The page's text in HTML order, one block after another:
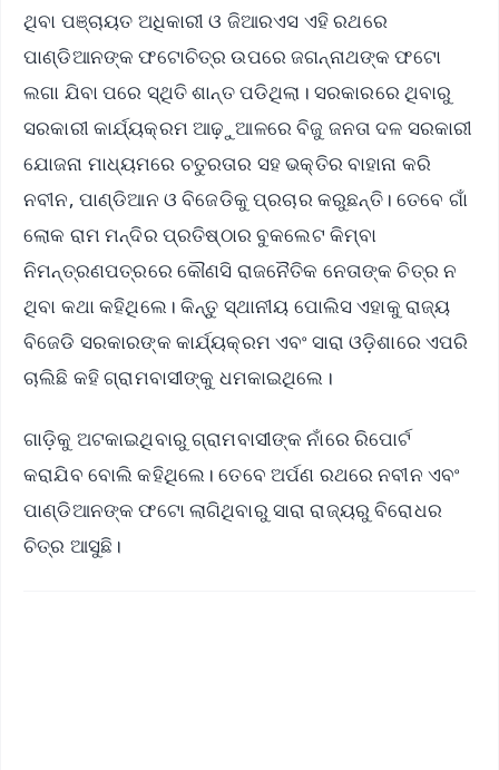
ଥିବା ପଞ୍ଚାୟତ ଅଧିକାରୀ ଓ ଜିଆରଏସ ଏହି ରଥରେ
ପାଣ୍ଡିଆନଙ୍କ ଫଟୋଚିତ୍ର ଉପରେ ଜଗନ୍ନାଥଙ୍କ ଫଟୋ
ଲଗା ଯିବା ପରେ ସ୍ଥିତି ଶାନ୍ତ ପଡିଥିଲା। ସରକାରରେ ଥିବାରୁ
ସରକାରୀ କାର୍ଯ୍ୟକ୍ରମ ଆଢ଼ୁଆଳରେ ବିଜୁ ଜନତା ଦଳ ସରକାରୀ
ଯୋଜନା ମାଧ୍ୟମରେ ଚତୁରତାର ସହ ଭକ୍ତିର ବାହାନା କରି
ନବୀନ, ପାଣ୍ଡିଆନ ଓ ବିଜେଡିକୁ ପ୍ରଚାର କରୁଛନ୍ତି। ତେବେ ଗାଁ
ଲୋକ ରାମ ମନ୍ଦିର ପ୍ରତିଷ୍ଠାର ବୁକଲେଟ କିମ୍ବା
ନିମନ୍ତ୍ରଣପତ୍ରରେ କୌଣସି ରାଜନୈତିକ ନେତାଙ୍କ ଚିତ୍ର ନ
ଥିବା କଥା କହିଥିଲେ। କିନ୍ତୁ ସ୍ଥାନୀୟ ପୋଲିସ ଏହାକୁ ରାଜ୍ୟ
ବିଜେଡି ସରକାରଙ୍କ କାର୍ଯ୍ୟକ୍ରମ ଏବଂ ସାରା ଓଡ଼ିଶାରେ ଏପରି
ଚାଲିଛି କହି ଗ୍ରାମବାସୀଙ୍କୁ ଧମକାଇଥିଲେ।
ଗାଡ଼ିକୁ ଅଟକାଇଥିବାରୁ ଗ୍ରାମବାସୀଙ୍କ ନାଁରେ ରିପୋର୍ଟ
କରାଯିବ ବୋଲି କହିଥିଲେ। ତେବେ ଅର୍ପଣ ରଥରେ ନବୀନ ଏବଂ
ପାଣ୍ଡିଆନଙ୍କ ଫଟୋ ଲାଗିଥିବାରୁ ସାରା ରାଜ୍ୟରୁ ବିରୋଧର
ଚିତ୍ର ଆସୁଛି।